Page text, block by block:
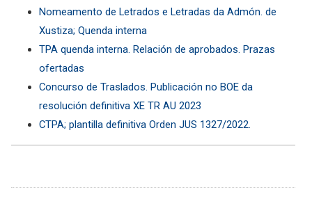
Nomeamento de Letrados e Letradas da Admón. de
Xustiza; Quenda interna
TPA quenda interna. Relación de aprobados. Prazas
ofertadas
Concurso de Traslados. Publicación no BOE da
resolución definitiva XE TR AU 2023
CTPA; plantilla definitiva Orden JUS 1327/2022.